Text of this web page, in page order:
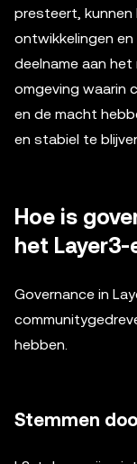
presteert,
ontwikkelingen
deelname aan
omgeving waarin
en de macht
en stabiel te
Hoe is
het
Governance in
hebben.
Stemmen